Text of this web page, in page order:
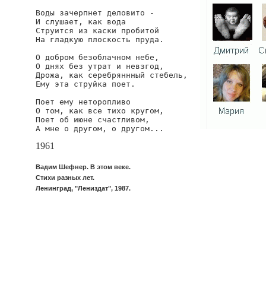
Воды зачерпнет деловито -
И слушает, как вода
Струится из каски пробитой
На гладкую плоскость пруда.
О добром безоблачном небе,
О днях без утрат и невзгод,
Дрожа, как серебряннный стебель,
Ему эта струйка поет.
Поет ему неторопливо
О том, как все тихо кругом,
Поет об июне счастливом,
А мне о другом, о другом...
1961
Вадим Шефнер. В этом веке.
Стихи разных лет.
Ленинград, "Лениздат", 1987.